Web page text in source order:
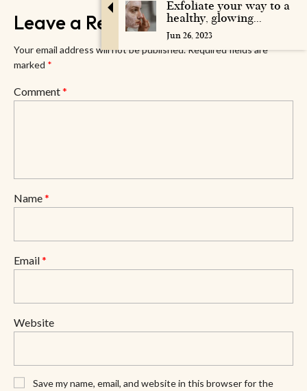
Leave a Reply
Your email address will not be published.Required fields are
marked *
Comment*
Name*
Email*
Website
Save my name, email, and website in this browser for the
Exfoliate your way to a
healthy, glowing...
Jun 26, 2023